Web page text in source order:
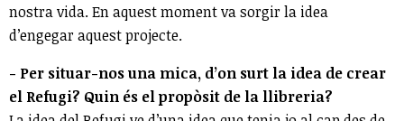
nostra vida. En aquest moment va sorgir la idea
d’engegar aquest projecte.
- Per situar-nos una mica, d’on surt la idea de crear
el Refugi? Quin és el propòsit de la llibreria?